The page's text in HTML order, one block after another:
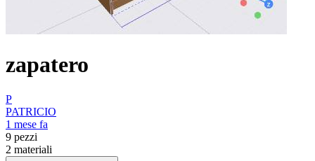
zapatero
P
PATRICIO
1 mese fa
9 pezzi
2 materiali